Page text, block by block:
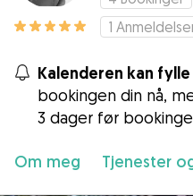
1
Kalenderen kan
bookingen din nå,
3 dager før
Om meg Tjenester